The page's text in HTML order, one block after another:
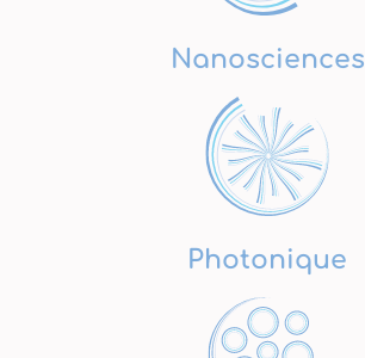
Nanosciences
Photonique